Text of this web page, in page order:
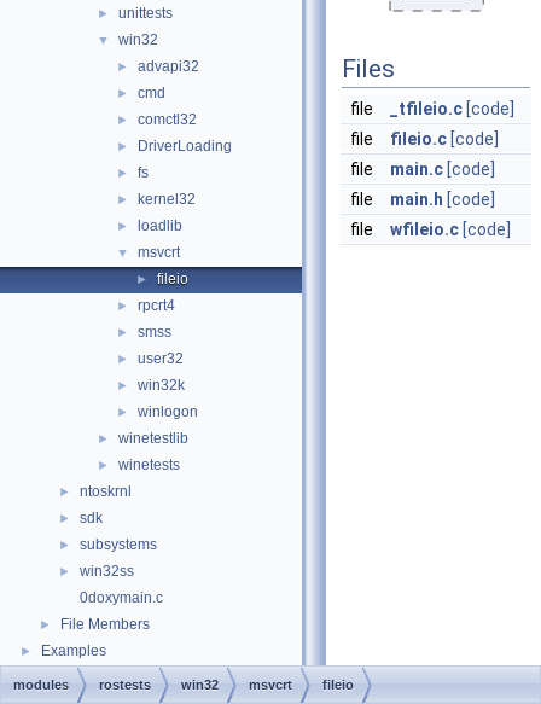
► unittests
▼ win32
► advapi32
► cmd
► comctl32
► DriverLoading
► fs
► kernel32
► loadlib
▼ msvcrt
► fileio
► rpcrt4
► smss
► user32
► win32k
► winlogon
► winetestlib
► winetests
► ntoskrnl
► sdk
► subsystems
►
win32ss
0doxymain.c
► File Members
► Examples
Files
file _tfileio.c [code]
file
fileio.c [code]
file
main.c [code]
file
main.h [code]
file
wfileio.c [code]
modules rostests win32 msvcrt fileio